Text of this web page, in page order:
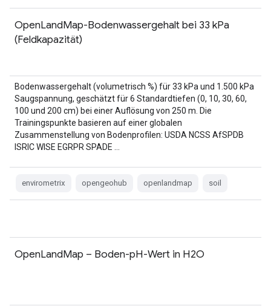
OpenLandMap-Bodenwassergehalt bei 33 kPa
(Feldkapazität)
Bodenwassergehalt (volumetrisch %) für 33 kPa und 1.500 kPa
Saugspannung, geschätzt für 6 Standardtiefen (0, 10, 30, 60,
100 und 200 cm) bei einer Auflösung von 250 m. Die
Trainingspunkte basieren auf einer globalen
Zusammenstellung von Bodenprofilen: USDA NCSS AfSPDB
ISRIC WISE EGRPR SPADE …
envirometrix opengeohub openlandmap soil
OpenLandMap – Boden-pH-Wert in H2O